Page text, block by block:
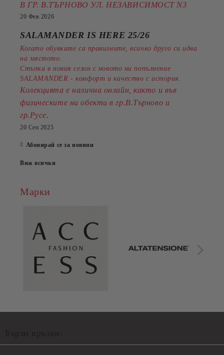
В ГР. В.ТЪРНОВО УЛ. НЕЗАВИСИМОСТ N3
20 Фев 2026
SALAMANDER IS HERE 25/26
Когато обувките са правилните, всичко друго си идва
на мястото.
Стъпка в новия сезон с новото ни попълнение
SALAMANDER - комфорт и качество с история.
Колекцията е налична онлайн, както и във
физическите ни обекти в гр.В.Търново и
гр.Русе.
20 Сеп 2025
Абонирай се за новини
Виж всички
Марки